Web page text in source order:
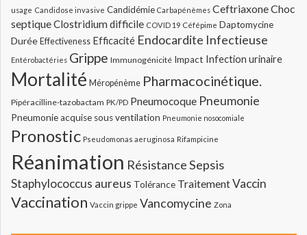
usage Candidose invasive Candidémie Carbapénèmes CeftriaxoneChoc
septiqueClostridium difficile COVID 19 Céfépime Daptomycine
Durée Effectiveness Efficacité Endocardite Infectieuse
Entérobactéries Grippe Immunogénicité Impact Infection urinaire
Mortalité Méropénème Pharmacocinétique.
Pipéracilline-tazobactam PK/PD Pneumocoque Pneumonie
Pneumonie acquise sous ventilation Pneumonie nosocomiale
Pronostic Pseudomonas aeruginosa Rifampicine
Réanimation RésistanceSepsis
Staphylococcus aureus Tolérance TraitementVaccin
Vaccination Vaccin grippe Vancomycine Zona